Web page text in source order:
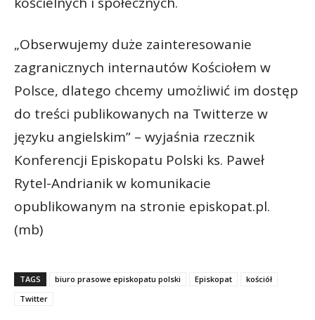
„Obserwujemy duże zainteresowanie
zagranicznych internautów Kościołem w
Polsce, dlatego chcemy umożliwić im dostęp
do treści publikowanych na Twitterze w
języku angielskim” – wyjaśnia rzecznik
Konferencji Episkopatu Polski ks. Paweł
Rytel-Andrianik w komunikacie
opublikowanym na stronie episkopat.pl.
(mb)
TAGS biuro prasowe episkopatu polski Episkopat
kościół
Twitter